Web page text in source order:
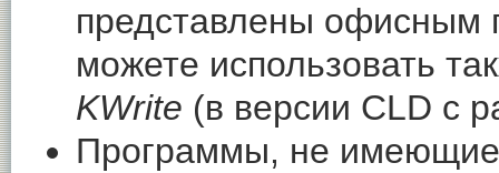
представлены офисным
можете использовать
KWrite (в версии CLD с
Программы, не имеющие